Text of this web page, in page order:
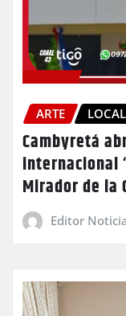
ARTE
Cambyretá
internacional
Mirador de la
Editor